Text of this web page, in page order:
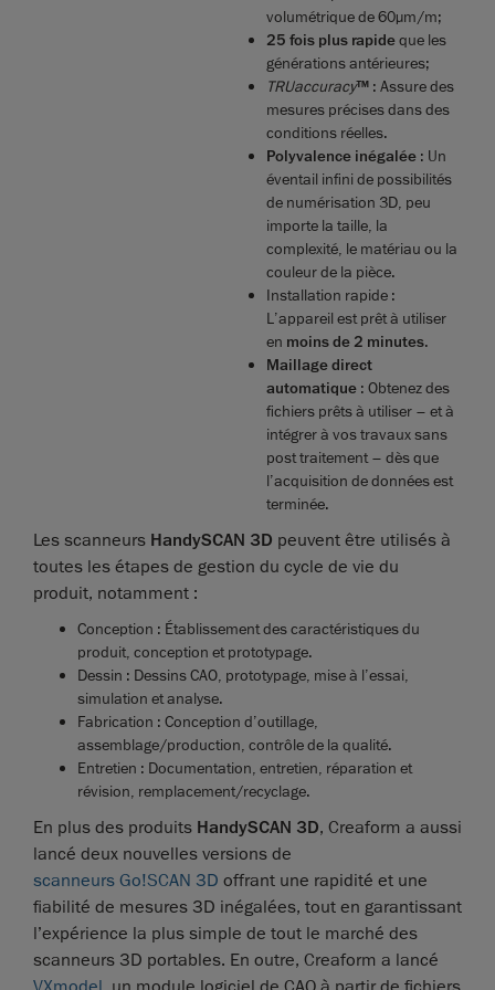
volumétrique de 60µm/m;
25 fois plus rapideque les
générations antérieures;
TRUaccuracy™: Assure des
mesures précises dans des
conditions réelles.
Polyvalence inégalée: Un
éventail infini de possibilités
de numérisation 3D, peu
importe la taille, la
complexité, le matériau ou la
couleur de la pièce.
Installation rapide :
L’appareil est prêt à utiliser
en moins de 2 minutes.
Maillage direct
automatique: Obtenez des
fichiers prêts à utiliser – et à
intégrer à vos travaux sans
post traitement – dès que
l’acquisition de données est
terminée.
Les scanneurs HandySCAN 3D peuvent être utilisés à
toutes les étapes de gestion du cycle de vie du
produit, notamment :
Conception : Établissement des caractéristiques du
produit, conception et prototypage.
Dessin : Dessins CAO, prototypage, mise à l’essai,
simulation et analyse.
Fabrication : Conception d’outillage,
assemblage/production, contrôle de la qualité.
Entretien : Documentation, entretien, réparation et
révision, remplacement/recyclage.
En plus des produits HandySCAN 3D, Creaform a aussi
lancé deux nouvelles versions de
scanneurs Go!SCAN 3D offrant une rapidité et une
fiabilité de mesures 3D inégalées, tout en garantissant
l’expérience la plus simple de tout le marché des
scanneurs 3D portables. En outre, Creaform a lancé